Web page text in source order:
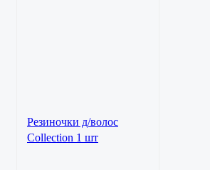
Резиночки д/волос
Collection 1 шт